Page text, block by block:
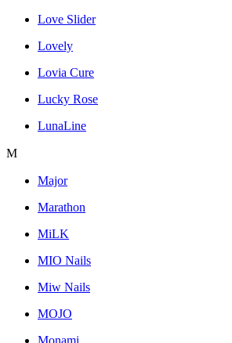
Love Slider
Lovely
Lovia Cure
Lucky Rose
LunaLine
M
Major
Marathon
MiLK
MIO Nails
Miw Nails
MOJO
Monami